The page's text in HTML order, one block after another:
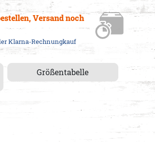
Versandnoch
Klarna-Rechnungkauf
Größentabelle